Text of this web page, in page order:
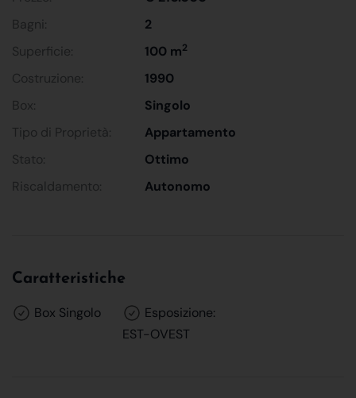
Bagni:
2
Superficie:
100 m2
Costruzione:
1990
Box:
Singolo
Tipo di Proprietà:
Appartamento
Stato:
Ottimo
Riscaldamento:
Autonomo
Caratteristiche
Box Singolo
Esposizione:
EST-OVEST